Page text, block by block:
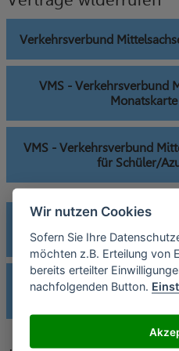
Verkehrsverbund
VMS - Verkehrsverbund
VMS - Verkehrsverbund
für Schüler/
VMS - Verkehrsverbund
Schüler/
VMS -
Wir nutzen Cookies
Sofern Sie Ihre
möchten z.B. Erteilung von
bereits erteilter
nachfolgenden Button.